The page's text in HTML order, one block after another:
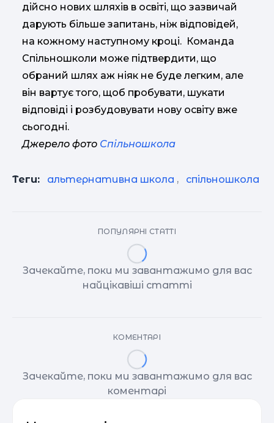
дійсно нових шляхів в освіті, що зазвичай
дарують більше запитань, ніж відповідей,
на кожному наступному кроці. Команда
Спільношколи може підтвердити, що
обраний шлях аж ніяк не буде легким, але
він вартує того, щоб пробувати, шукати
відповіді і розбудовувати нову освіту вже
сьогодні.
Джерело фото Спільношкола
Теги: альтернативна школа , спільношкола
ПОПУЛЯРНІ СТАТТІ
Зачекайте, поки ми завантажимо для вас
найцікавіші статті
КОМЕНТАРІ
Зачекайте, поки ми завантажимо для вас
коментарі